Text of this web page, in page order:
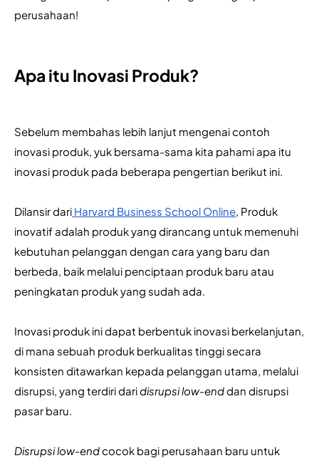
perusahaan!
Apa itu Inovasi Produk?
Sebelum membahas lebih lanjut mengenai contoh
inovasi produk, yuk bersama-sama kita pahami apa itu
inovasi produk pada beberapa pengertian berikut ini.
Dilansir dari Harvard Business School Online , Produk
inovatif adalah produk yang dirancang untuk memenuhi
kebutuhan pelanggan dengan cara yang baru dan
berbeda, baik melalui penciptaan produk baru atau
peningkatan produk yang sudah ada.
Inovasi produk ini dapat berbentuk inovasi berkelanjutan,
di mana sebuah produk berkualitas tinggi secara
konsisten ditawarkan kepada pelanggan utama, melalui
disrupsi, yang terdiri dari disrupsi low-end dan disrupsi
pasar baru.
Disrupsi low-end cocok bagi perusahaan baru untuk